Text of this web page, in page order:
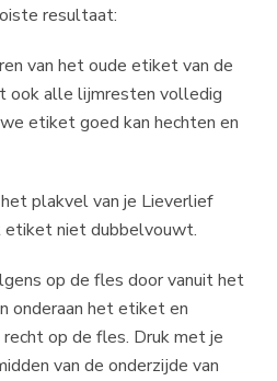
resultaat:
van het oude etiket van de
ook alle lijmresten volledig
etiket goed kan hechten en
plakvel van je Lieverlief
niet dubbelvouwt.
op de fles door vanuit het
onderaan het etiket en
op de fles. Druk met je
van de onderzijde van